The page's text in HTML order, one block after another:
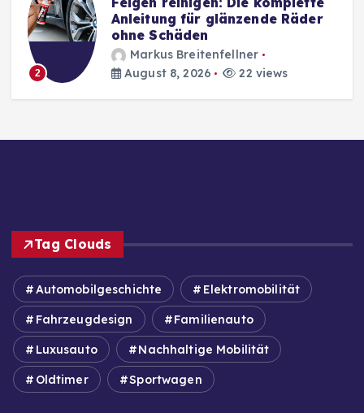
2
Anleitung für glänzende Räder
ohne Schäden
Markus Breitenfellner
August 8, 2026
22 views
Tag Clouds
Automobilgeschichte Elektromobilität
Fahrzeugdesign Familienauto
Luxusauto Nachhaltige Mobilität
Oldtimer Sportwagen